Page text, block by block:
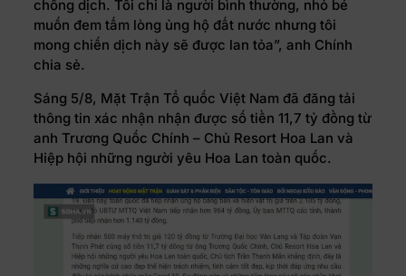
chống dịch. Tôi chỉ là người bình thường, nhỏ bé
muốn đem tấm lòng ủng hộ đất nước nhưng tôi
mong chiến dịch này sẽ được lan tỏa”, anh Chính
chia sẻ.
Sáng 5/8, Mặt Trận Tổ quốc Việt Nam đã đăng tải
thông tin xác nhận nhận được số tiền 11,7 tỷ đồng từ
anh Trương Quốc Chính – Chủ Resort Hoa Lan và
Hiệp hội những người yêu Hoa Lan toàn quốc.